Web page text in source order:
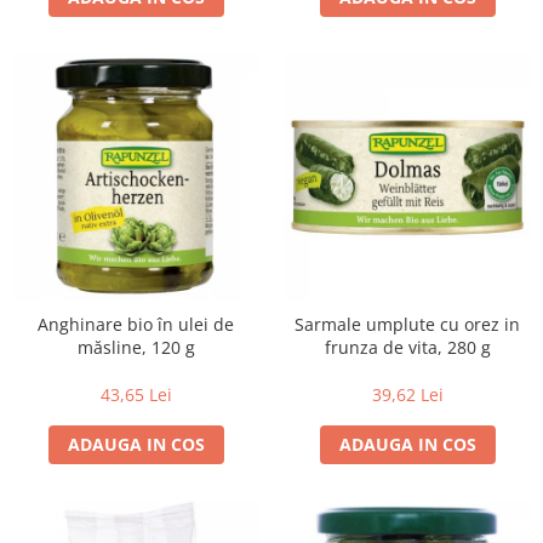
Indulcitori bio
Inghetata bio si decoratiuni
Ingrediente bio pentru copt
Masline bio si antipasti
Antipasti bio
Masline bio
Pesto bio
Musli si terci
Fulgi din cereale bio
Orez bio si leguminoase
Legume bio
Anghinare bio în ulei de
măsline, 120 g
43,65 Lei
ADAUGA IN COS
Sarmale umplute cu orez in
frunza de vita, 280 g
39,62 Lei
ADAUGA IN COS